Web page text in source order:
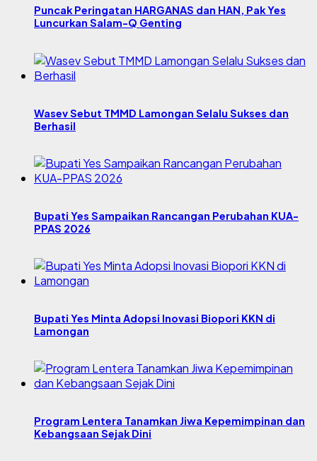
Puncak Peringatan HARGANAS dan HAN, Pak Yes
Luncurkan Salam-Q Genting
Wasev Sebut TMMD Lamongan Selalu Sukses dan
Berhasil
Bupati Yes Sampaikan Rancangan Perubahan KUA-
PPAS 2026
Bupati Yes Minta Adopsi Inovasi Biopori KKN di
Lamongan
Program Lentera Tanamkan Jiwa Kepemimpinan dan
Kebangsaan Sejak Dini